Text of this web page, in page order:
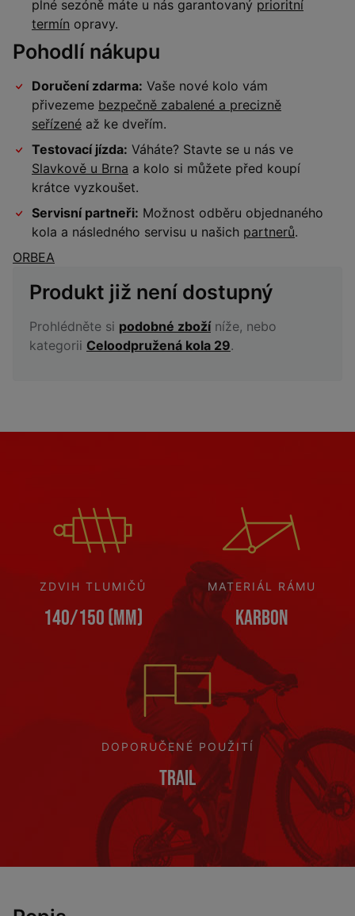
plné sezóně máte u nás garantovaný prioritní
termín opravy.
Pohodlí nákupu
Doručení zdarma: Vaše nové kolo vám
přivezeme bezpečně zabalené a precizně
seřízené až ke dveřím.
Testovací jízda: Váháte? Stavte se u nás ve
Slavkově u Brna a kolo si můžete před koupí
krátce vyzkoušet.
Servisní partneři: Možnost odběru objednaného
kola a následného servisu u našich partnerů.
ORBEA
Produkt již není dostupný
Prohlédněte si podobné zbožíníže, nebo
kategorii Celoodpružená kola 29.
ZDVIH TLUMIČŮ
140/150 (mm)
MATERIÁL RÁMU
Karbon
DOPORUČENÉ POUŽITÍ
Trail